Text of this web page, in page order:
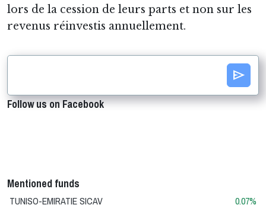
lors de la cession de leurs parts et non sur les
revenus réinvestis annuellement.
send
Follow us on Facebook
Mentioned funds
TUNISO-EMIRATIE SICAV 0.07%